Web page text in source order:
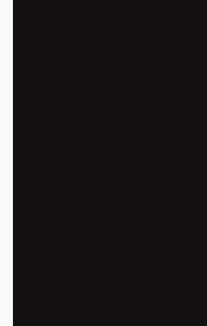
A atuação militante do IDP
audiovisual do projeto
luta por moradia em
de 2015 e seu lançamento
2016, de filmes curta-
histórias dos moradores
Padilhas, no bairro Xaxim; a
Cajuru; a Vila Canaã, no
no bairro Tarumã; e as
Tiradentes, Nova
localizadas na Cidade